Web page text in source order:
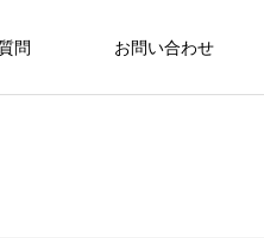
問 お問い合わせ